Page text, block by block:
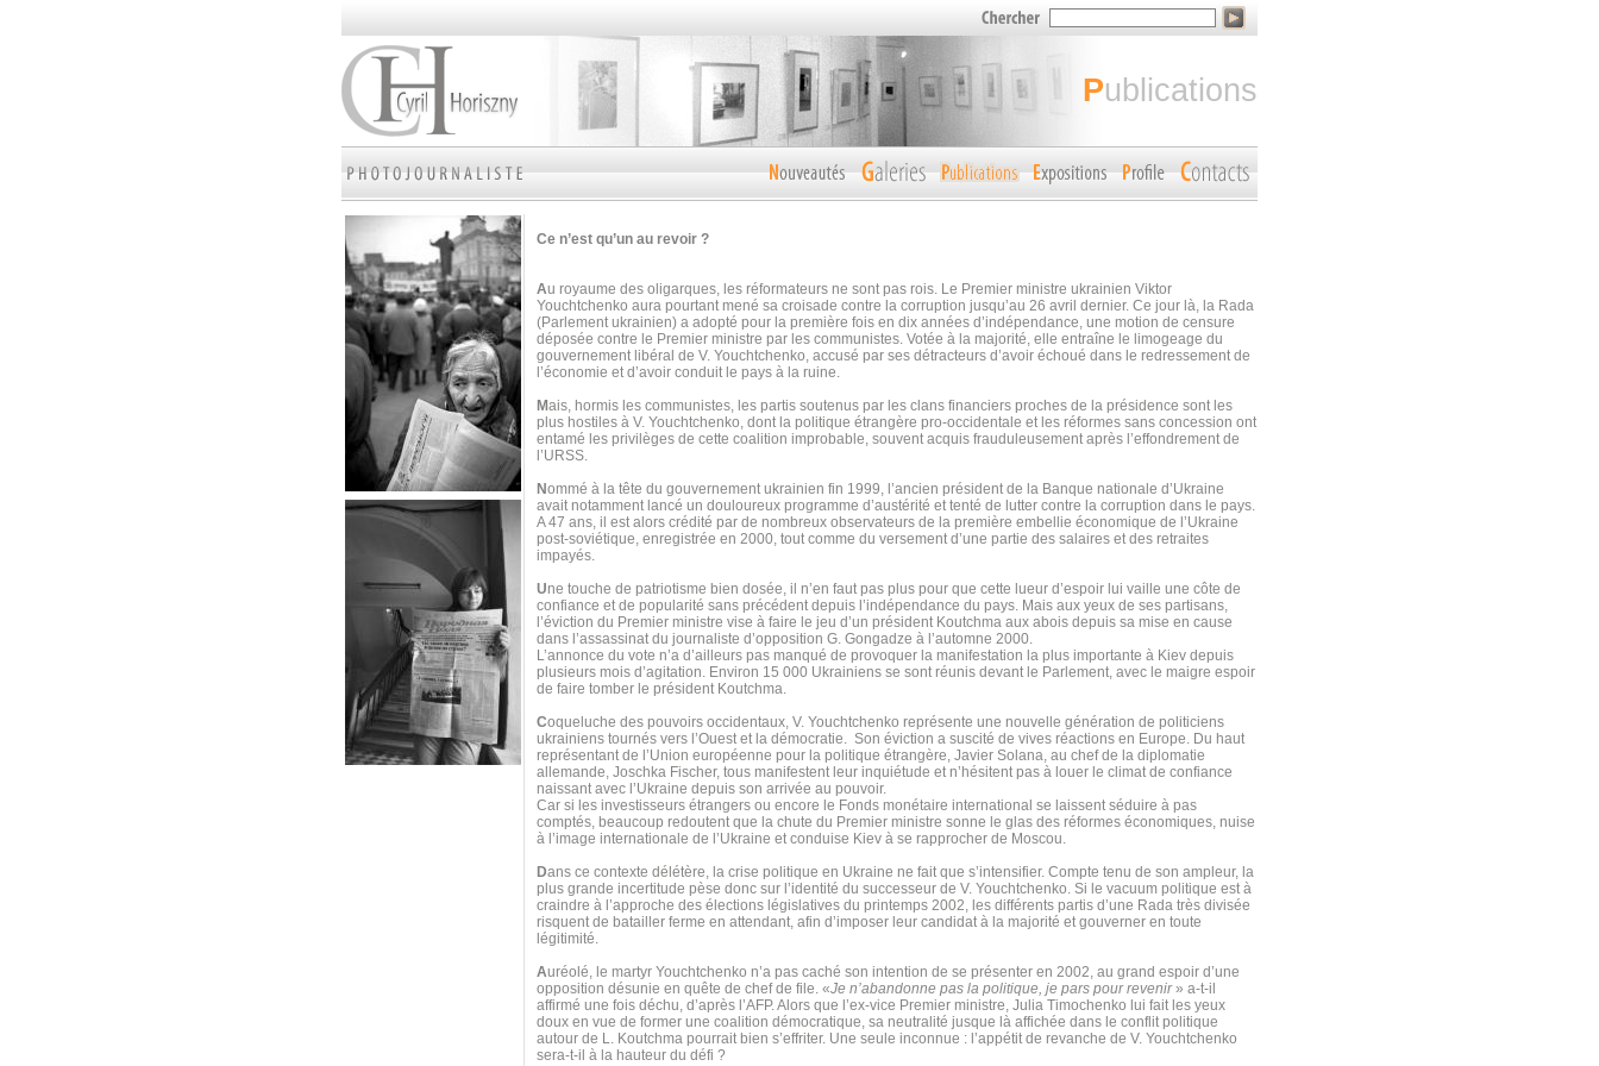
publications
Ce n’est qu’un au revoir ?
Au royaume des oligarques, les réformateurs ne sont pas rois. Le Premier ministre ukrainien Viktor
Youchtchenko aura pourtant mené sa croisade contre la corruption jusqu’au 26 avril dernier. Ce jour là, la Rada
(Parlement ukrainien) a adopté pour la première fois en dix années d’indépendance, une motion de censure
déposée contre le Premier ministre par les communistes. Votée à la majorité, elle entraîne le limogeage du
gouvernement libéral de V. Youchtchenko, accusé par ses détracteurs d’avoir échoué dans le redressement de
l’économie et d’avoir conduit le pays à la ruine.
Mais, hormis les communistes, les partis soutenus par les clans financiers proches de la présidence sont les
plus hostiles à V. Youchtchenko, dont la politique étrangère pro-occidentale et les réformes sans concession ont
entamé les privilèges de cette coalition improbable, souvent acquis frauduleusement après l’effondrement de
l’URSS.
Nommé à la tête du gouvernement ukrainien fin 1999, l’ancien président de la Banque nationale d’Ukraine
avait notamment lancé un douloureux programme d’austérité et tenté de lutter contre la corruption dans le pays.
A 47 ans, il est alors crédité par de nombreux observateurs de la première embellie économique de l’Ukraine
post-soviétique, enregistrée en 2000, tout comme du versement d’une partie des salaires et des retraites
impayés.
Une touche de patriotisme bien dosée, il n’en faut pas plus pour que cette lueur d’espoir lui vaille une côte de
confiance et de popularité sans précédent depuis l’indépendance du pays. Mais aux yeux de ses partisans,
l’éviction du Premier ministre vise à faire le jeu d’un président Koutchma aux abois depuis sa mise en cause
dans l’assassinat du journaliste d’opposition G. Gongadze à l’automne 2000.
L’annonce du vote n’a d’ailleurs pas manqué de provoquer la manifestation la plus importante à Kiev depuis
plusieurs mois d’agitation. Environ 15 000 Ukrainiens se sont réunis devant le Parlement, avec le maigre espoir
de faire tomber le président Koutchma.
Coqueluche des pouvoirs occidentaux, V. Youchtchenko représente une nouvelle génération de politiciens
ukrainiens tournés vers l’Ouest et la démocratie. Son éviction a suscité de vives réactions en Europe. Du haut
représentant de l’Union européenne pour la politique étrangère, Javier Solana, au chef de la diplomatie
allemande, Joschka Fischer, tous manifestent leur inquiétude et n’hésitent pas à louer le climat de confiance
naissant avec l’Ukraine depuis son arrivée au pouvoir.
Car si les investisseurs étrangers ou encore le Fonds monétaire international se laissent séduire à pas
comptés, beaucoup redoutent que la chute du Premier ministre sonne le glas des réformes économiques, nuise
à l’image internationale de l’Ukraine et conduise Kiev à se rapprocher de Moscou.
Dans ce contexte délétère, la crise politique en Ukraine ne fait que s’intensifier. Compte tenu de son ampleur, la
plus grande incertitude pèse donc sur l’identité du successeur de V. Youchtchenko. Si le vacuum politique est à
craindre à l’approche des élections législatives du printemps 2002, les différents partis d’une Rada très divisée
risquent de batailler ferme en attendant, afin d’imposer leur candidat à la majorité et gouverner en toute
légitimité.
Auréolé, le martyr Youchtchenko n’a pas caché son intention de se présenter en 2002, au grand espoir d’une
opposition désunie en quête de chef de file. «Je n’abandonne pas la politique, je pars pour revenir» a-t-il
affirmé une fois déchu, d’après l’AFP. Alors que l’ex-vice Premier ministre, Julia Timochenko lui fait les yeux
doux en vue de former une coalition démocratique, sa neutralité jusque là affichée dans le conflit politique
autour de L. Koutchma pourrait bien s’effriter. Une seule inconnue : l’appétit de revanche de V. Youchtchenko
sera-t-il à la hauteur du défi ?